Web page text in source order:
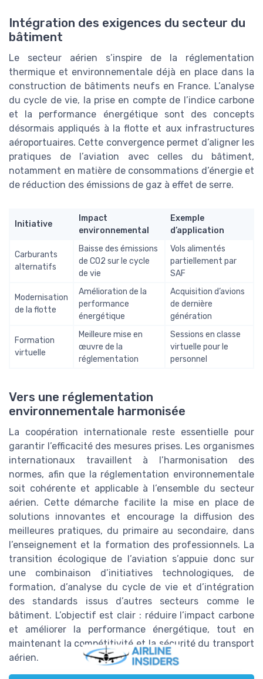
Intégration des exigences du secteur du
bâtiment
Le secteur aérien s’inspire de la réglementation
thermique et environnementale déjà en place dans la
construction de bâtiments neufs en France. L’analyse
du cycle de vie, la prise en compte de l’indice carbone
et la performance énergétique sont des concepts
désormais appliqués à la flotte et aux infrastructures
aéroportuaires. Cette convergence permet d’aligner les
pratiques de l’aviation avec celles du bâtiment,
notamment en matière de consommations d’énergie et
de réduction des émissions de gaz à effet de serre.
Initiative
Impact
environnemental
Exemple
d’application
Carburants
alternatifs
Baisse des émissions
de CO2 sur le cycle
de vie
Vols alimentés
partiellement par
SAF
Modernisation
de la flotte
Amélioration de la
performance
énergétique
Acquisition d’avions
de dernière
génération
Formation
virtuelle
Meilleure mise en
œuvre de la
réglementation
Sessions en classe
virtuelle pour le
personnel
Vers une réglementation
environnementale harmonisée
La coopération internationale reste essentielle pour
garantir l’efficacité des mesures prises. Les organismes
internationaux travaillent à l’harmonisation des
normes, afin que la réglementation environnementale
soit cohérente et applicable à l’ensemble du secteur
aérien. Cette démarche facilite la mise en place de
solutions innovantes et encourage la diffusion des
meilleures pratiques, du primaire au secondaire, dans
l’enseignement et la formation des professionnels. La
transition écologique de l’aviation s’appuie donc sur
une combinaison d’initiatives technologiques, de
formation, d’analyse du cycle de vie et d’intégration
des standards issus d’autres secteurs comme le
bâtiment. L’objectif est clair : réduire l’impact carbone
et améliorer la performance énergétique, tout en
maintenant la compétitivité et la sécurité du transport
aérien.